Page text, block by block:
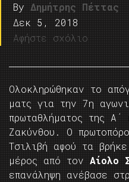
By Δημήτρης Πέττας
Δεκ 5, 2018
Αφήστε σχόλιο
Ολοκληρώθηκαν το
ματς για την 7η
πρωταθλήματος της Α΄
Ζακύνθου. Ο
Τσιλιβή αφού τα
μέρος από τον Αίολο
επανάληψη ανέβασε